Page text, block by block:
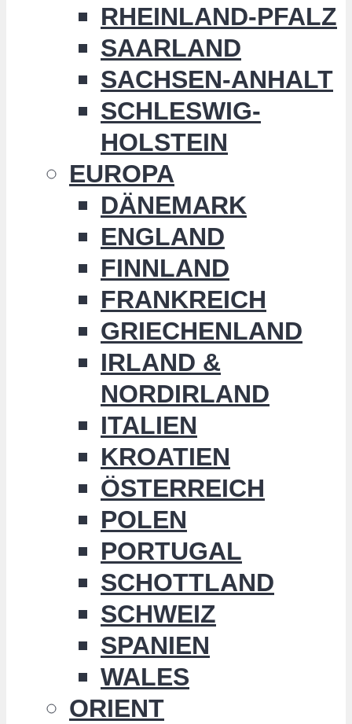
RHEINLAND-PFALZ
SAARLAND
SACHSEN-ANHALT
SCHLESWIG-
HOLSTEIN
EUROPA
DÄNEMARK
ENGLAND
FINNLAND
FRANKREICH
GRIECHENLAND
IRLAND &
NORDIRLAND
ITALIEN
KROATIEN
ÖSTERREICH
POLEN
PORTUGAL
SCHOTTLAND
SCHWEIZ
SPANIEN
WALES
ORIENT